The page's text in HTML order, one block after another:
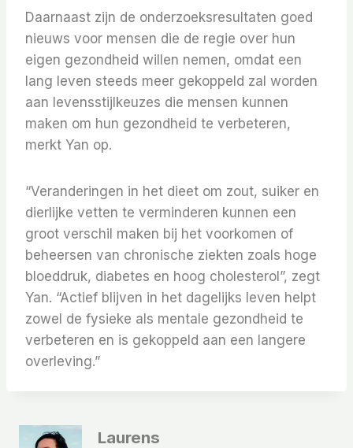
Daarnaast zijn de onderzoeksresultaten goed
nieuws voor mensen die de regie over hun
eigen gezondheid willen nemen, omdat een
lang leven steeds meer gekoppeld zal worden
aan levensstijlkeuzes die mensen kunnen
maken om hun gezondheid te verbeteren,
merkt Yan op.
“Veranderingen in het dieet om zout, suiker en
dierlijke vetten te verminderen kunnen een
groot verschil maken bij het voorkomen of
beheersen van chronische ziekten zoals hoge
bloeddruk, diabetes en hoog cholesterol”, zegt
Yan. “Actief blijven in het dagelijks leven helpt
zowel de fysieke als mentale gezondheid te
verbeteren en is gekoppeld aan een langere
overleving.”
Laurens